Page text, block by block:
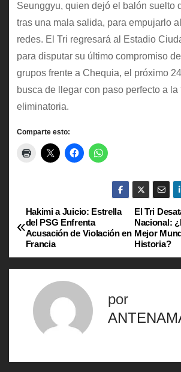
Seunggyu, quien dejó el balón suelto
tras una mala salida, para empujarlo
redes. El Tri regresará al Estadio
para disputar su último compromiso
grupos frente a Chequia, el próximo
busca de llegar con paso perfecto a la
eliminatoria.
Comparte esto:
N
a
v
El Tri
Nacional:
Mejor
Historia?
Hakimi a Juicio: Estrella
del PSG Enfrenta
Acusación de Violación en
Francia
por